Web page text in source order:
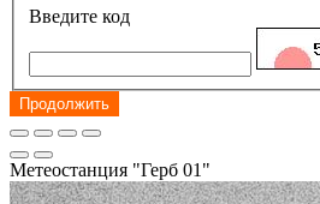
Введите код
Продолжить
Метеостанция "Герб 01"